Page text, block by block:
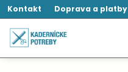
Kontakt Doprava a platby